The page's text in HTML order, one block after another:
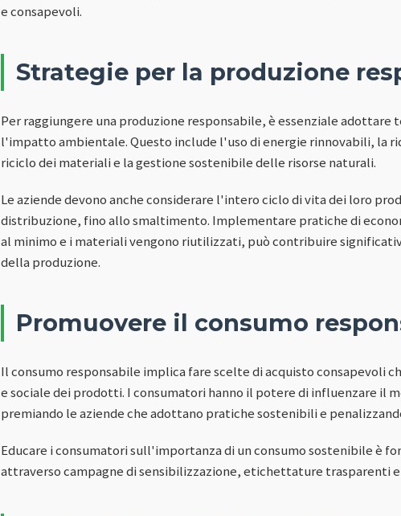
e consapevoli.
Strategie per la produzione
Per raggiungere una produzione responsabile, è essenziale adottare
l'impatto ambientale. Questo include l'uso di energie rinnovabili, la
riciclo dei materiali e la gestione sostenibile delle risorse naturali.
Le aziende devono anche considerare l'intero ciclo di vita dei loro
distribuzione, fino allo smaltimento. Implementare pratiche di
al minimo e i materiali vengono riutilizzati, può contribuire
della produzione.
Promuovere il consumo
Il consumo responsabile implica fare scelte di acquisto consapevoli
e sociale dei prodotti. I consumatori hanno il potere di influenzare il
premiando le aziende che adottano pratiche sostenibili e
Educare i consumatori sull'importanza di un consumo sostenibile è
attraverso campagne di sensibilizzazione, etichettature trasparenti